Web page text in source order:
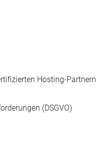
Hosting-Partnern
(DSGVO)